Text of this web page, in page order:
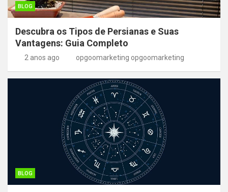
BLOG
Descubra os Tipos de Persianas e Suas
Vantagens: Guia Completo
2 anos ago opgoomarketing opgoomarketing
BLOG